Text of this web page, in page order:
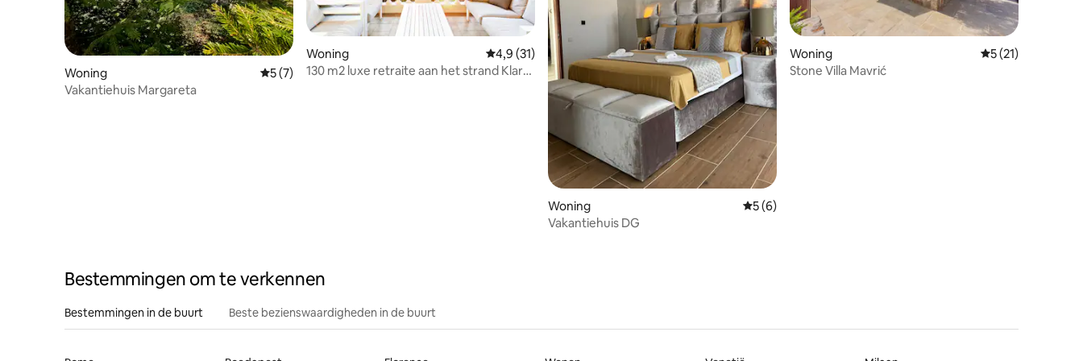
Woning Gemiddelde beoordeling van 5 op 5, 7 recensies
5 (7)
Vakantiehuis Margareta
Woning Gemiddelde beoordeling van 4,9 op 5, 31 recensies
4,9 (31)
130 m2 luxe retraite aan het strand Klara,
Woning Gemiddelde beoordeling van 5 op 5, 6 recensies
5 (6)
Vakantiehuis DG
Woning Gemiddelde
5 (21)
Stone Villa Mavrić
Bestemmingen om te verkennen
Bestemmingen in de buurt Beste bezienswaardigheden in de buurt